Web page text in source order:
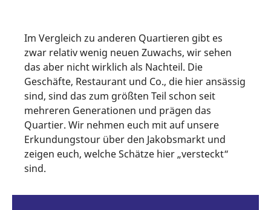
Im Vergleich zu anderen Quartieren gibt es
zwar relativ wenig neuen Zuwachs, wir sehen
das aber nicht wirklich als Nachteil. Die
Geschäfte, Restaurant und Co., die hier ansässig
sind, sind das zum größten Teil schon seit
mehreren Generationen und prägen das
Quartier. Wir nehmen euch mit auf unsere
Erkundungstour über den Jakobsmarkt und
zeigen euch, welche Schätze hier „versteckt“
sind.